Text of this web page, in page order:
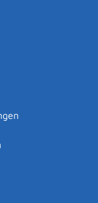
lassen
zur Aufteilung
für ein Fahrzeug
und
Beseitigung von